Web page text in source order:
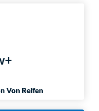
Von Reifen